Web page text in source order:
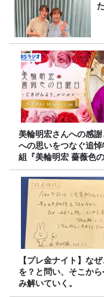
美輪明宏さんへの感
への思いをつなぐ追
組『美輪明宏 薔薇色
～ごきげんよう、ル
～』8/9（日）16時放
【プレ金ナイト】な
を？と問い、そこか
み解いていく。